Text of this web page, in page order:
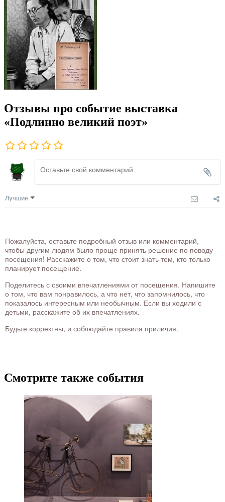
Отзывы про событие выставка
«Подлинно великий поэт»
Лучшие
Пожалуйста, оставьте подробный отзыв или комментарий,
чтобы другим людям было проще принять решение по поводу
посещения! Расскажите о том, что стоит знать тем, кто только
планирует посещение.
Поделитесь с своими впечатлениями от посещения. Напишите
о том, что вам понравилось, а что нет, что запомнилось, что
показалось интересным или необычным. Если вы ходили с
детьми, расскажите об их впечатлениях.
Будьте корректны, и соблюдайте правила приличия.
Смотрите также события